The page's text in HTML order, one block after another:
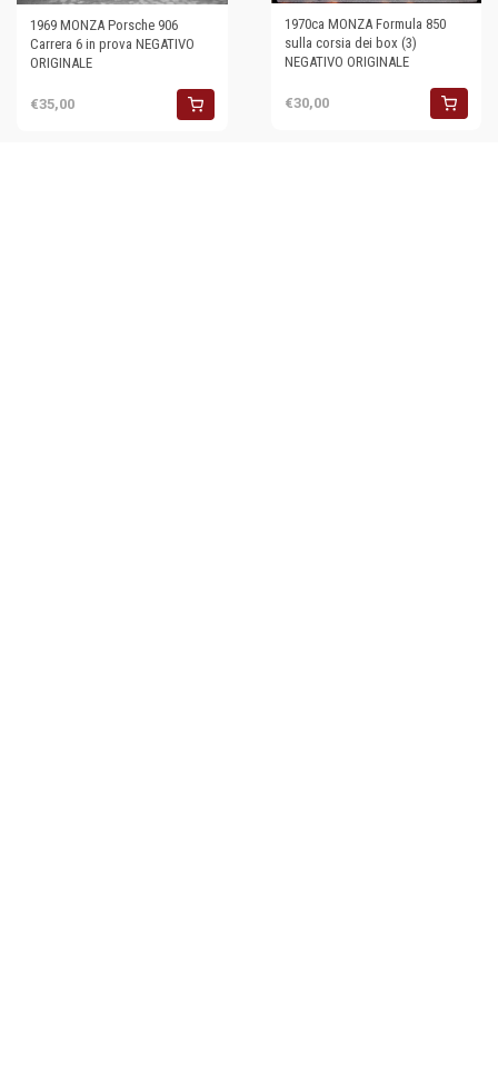
1969 MONZA Porsche 906
Carrera 6 in prova NEGATIVO
ORIGINALE
€35,00
1970ca MONZA Formula 850
sulla corsia dei box (3)
NEGATIVO ORIGINALE
€30,00